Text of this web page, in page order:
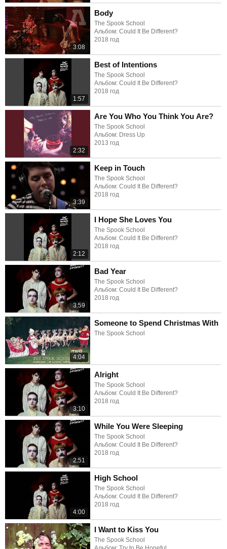
3:08
Body
The Spook School
Альбом: Could It Be Different?
2018 год
1:57
Best of Intentions
The Spook School
Альбом: Could It Be Different?
2018 год
2:32
Are You Who You Think You Are?
The Spook School
Альбом: Dress Up
2013 год
3:39
Keep in Touch
The Spook School
Альбом: Could It Be Different?
2018 год
2:12
I Hope She Loves You
The Spook School
Альбом: Could It Be Different?
2018 год
3:59
Bad Year
The Spook School
Альбом: Could It Be Different?
2018 год
4:04
Someone to Spend Christmas With
The Spook School
3:10
Alright
The Spook School
Альбом: Could It Be Different?
2018 год
2:51
While You Were Sleeping
The Spook School
Альбом: Could It Be Different?
2018 год
4:00
High School
The Spook School
Альбом: Could It Be Different?
2018 год
I Want to Kiss You
The Spook School